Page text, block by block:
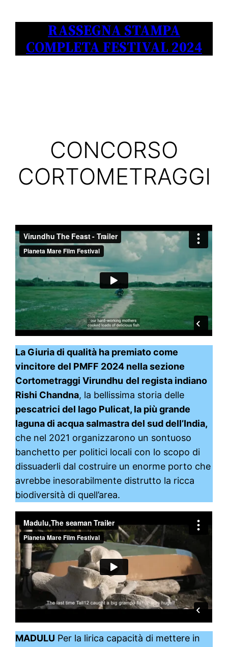
RASSEGNA STAMPA
COMPLETA FESTIVAL 2024
CONCORSO
CORTOMETRAGGI
La Giuria di qualità ha premiato come
vincitore del PMFF 2024 nella sezione
Cortometraggi Virundhu del regista indiano
Rishi Chandna, la bellissima storia delle
pescatrici del lago Pulicat, la più grande
laguna di acqua salmastra del sud dell’India,
che nel 2021 organizzarono un sontuoso
banchetto per politici locali con lo scopo di
dissuaderli dal costruire un enorme porto che
avrebbe inesorabilmente distrutto la ricca
biodiversità di quell’area.
MADULU Per la lirica capacità di mettere in